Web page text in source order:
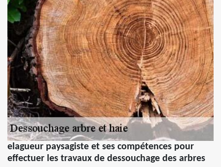
elagueur paysagiste et ses compétences pour
effectuer les travaux de dessouchage des arbres